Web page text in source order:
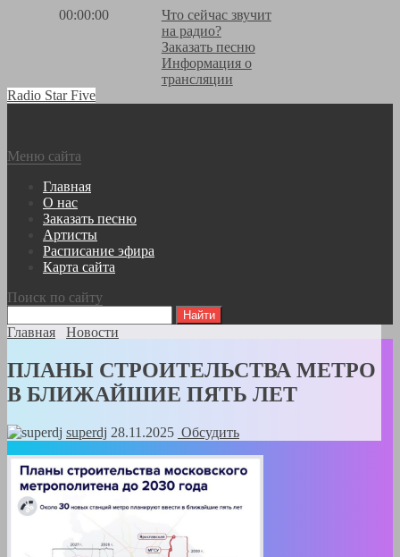
00:00:00
Что сейчас звучит
на радио?
Заказать песню
Информация о
трансляции
Radio Star Five
Меню сайта
Главная
О нас
Заказать песню
Артисты
Расписание эфира
Карта сайта
Поиск по сайту
Главная Новости
ПЛАНЫ СТРОИТЕЛЬСТВА МЕТРО
В БЛИЖАЙШИЕ ПЯТЬ ЛЕТ
superdj 28.11.2025 Обсудить